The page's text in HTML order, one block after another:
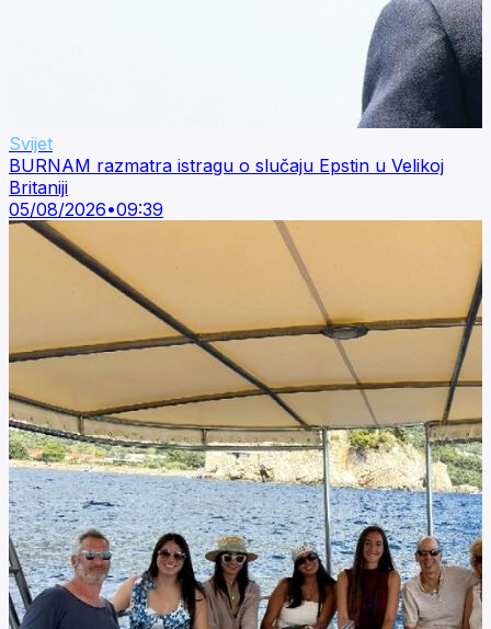
Svijet
BURNAM razmatra istragu o slučaju Epstin u Velikoj
Britaniji
05/08/2026•09:39